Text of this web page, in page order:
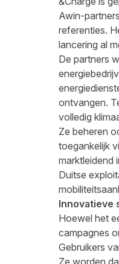
Awin-
referenties.
lancering al
De partners
ontvangen.
volledig
Ze beheren
toegankelijk
marktleidend
Duitse
Innovatieve
Hoewel het
campagnes
Gebruikers